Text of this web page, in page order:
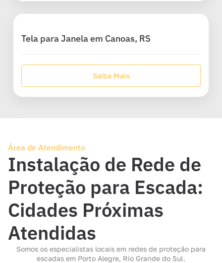
Tela para Janela em Canoas, RS
Saiba Mais
Área de Atendimento
Instalação de Rede de
Proteção para Escada:
Cidades Próximas
Atendidas
Somos os especialistas locais em redes de proteção para
escadas em Porto Alegre, Rio Grande do Sul.